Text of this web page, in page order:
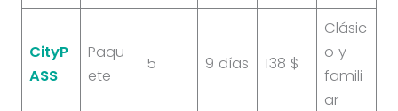
CityP
ASS
Paqu
ete
5 9 días 138 $
Clásic
o y
famili
ar